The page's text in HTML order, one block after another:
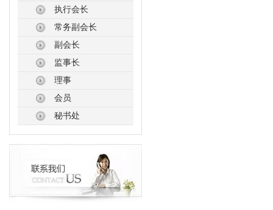
执行会长
常务副会长
副会长
监事长
理事
会员
秘书处